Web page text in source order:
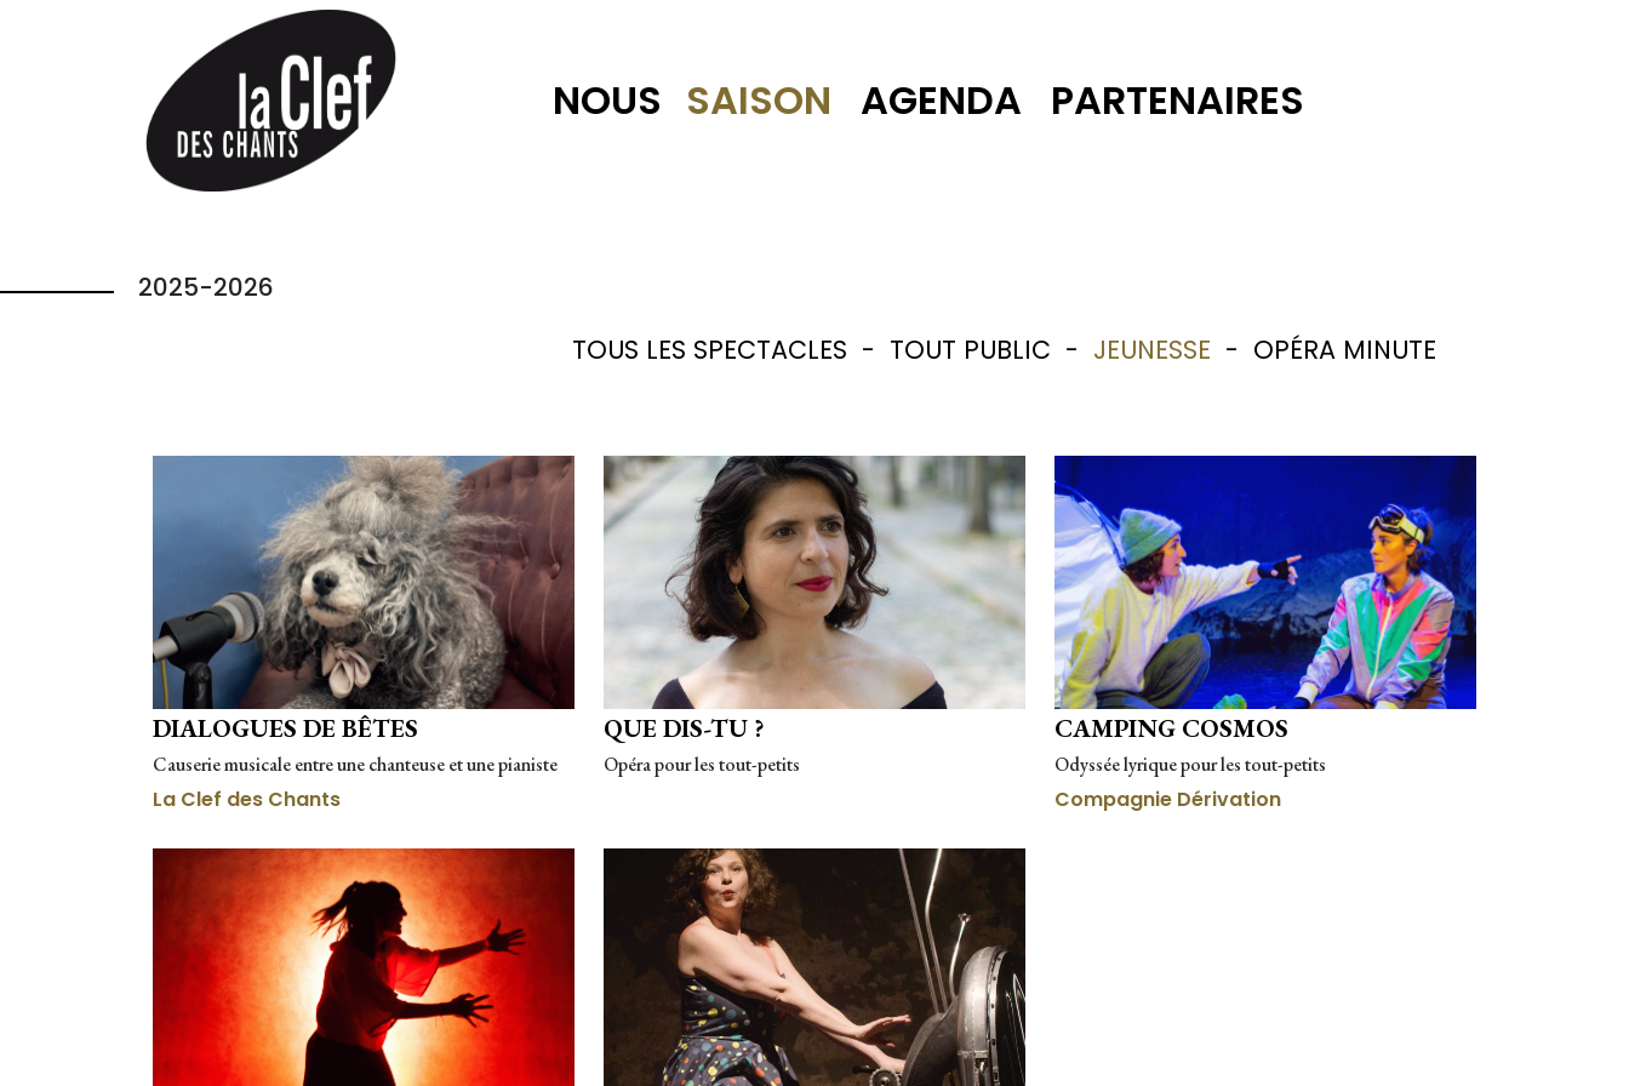
NOUS SAISON AGENDA PARTENAIRES
2025-2026
TOUS LES SPECTACLES - TOUT PUBLIC - JEUNESSE - OPÉRA MINUTE
DIALOGUES DE BÊTES
Causerie musicale entre une chanteuse et une pianiste
La Clef des Chants
QUE DIS-TU ?
Opéra pour les tout-petits
CAMPING COSMOS
Odyssée lyrique pour les tout-petits
Compagnie Dérivation